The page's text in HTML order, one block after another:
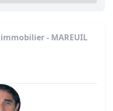
- MAREUIL